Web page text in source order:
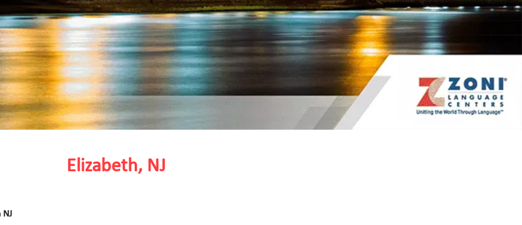
Elizabeth, NJ